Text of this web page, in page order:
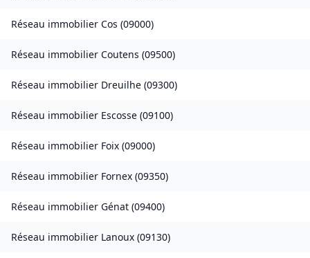
Réseau immobilier Cos (09000)
Réseau immobilier Coutens (09500)
Réseau immobilier Dreuilhe (09300)
Réseau immobilier Escosse (09100)
Réseau immobilier Foix (09000)
Réseau immobilier Fornex (09350)
Réseau immobilier Génat (09400)
Réseau immobilier Lanoux (09130)